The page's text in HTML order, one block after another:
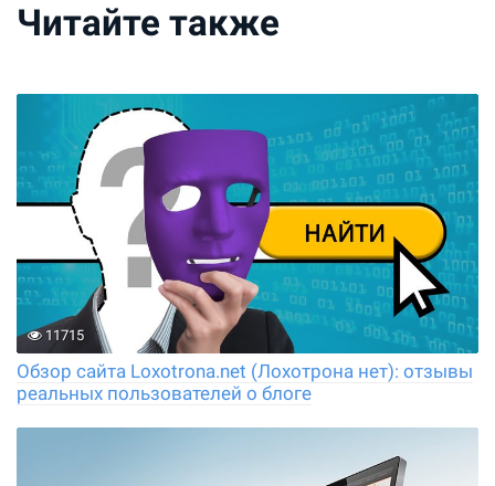
Читайте также
11715
Обзор сайта Loxotrona.net (Лохотрона нет): отзывы
реальных пользователей о блоге